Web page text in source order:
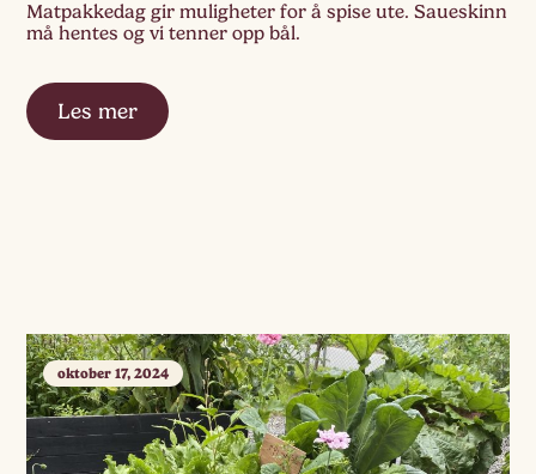
Matpakkedag gir muligheter for å spise ute. Saueskinn
må hentes og vi tenner opp bål.
Les mer
oktober 17, 2024